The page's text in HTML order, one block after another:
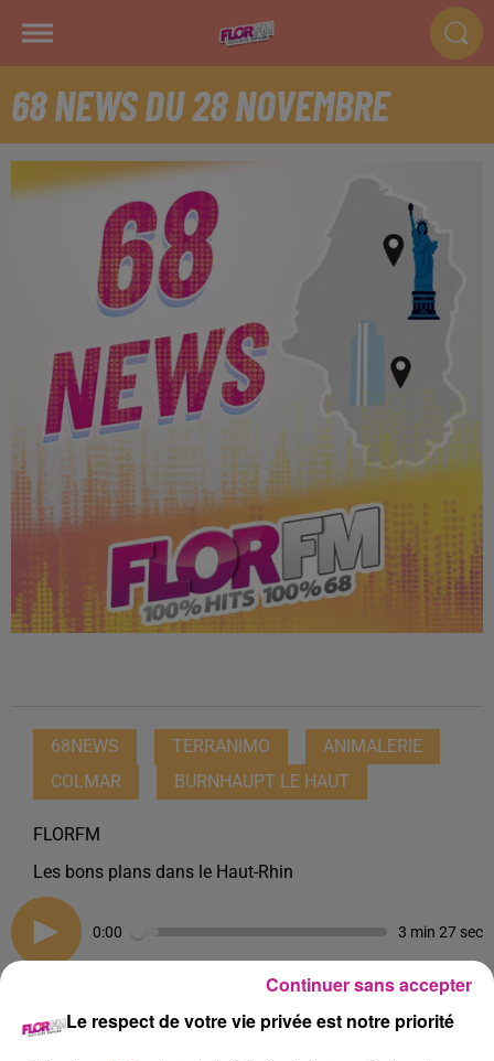
68 NEWS DU 28 NOVEMBRE
68NEWS TERRANIMO
ANIMALERIE
COLMAR
BURNHAUPT LE HAUT
FLORFM
Les bons plans dans le Haut-Rhin
0:00 3 min 27 sec
28 novembre 2024 - 3 min 27 sec
Le respect de votre vie privée est notre priorité
Continuer sans accepter